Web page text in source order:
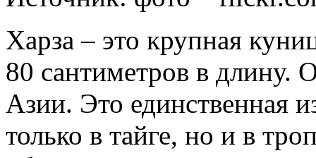
Харза – это крупная
80 сантиметров в длину.
Азии. Это единственная
только в тайге, но и в